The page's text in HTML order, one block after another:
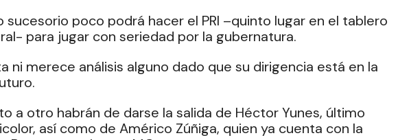
sucesorio poco podrá hacer el PRI –quinto lugar en el tablero
para jugar con seriedad por la gubernatura.
ni merece análisis alguno dado que su dirigencia está en la
a otro habrán de darse la salida de Héctor Yunes, último
así como de Américo Zúñiga, quien ya cuenta con la